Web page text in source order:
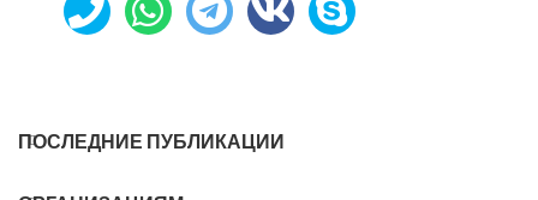
ПОСЛЕДНИЕ ПУБЛИКАЦИИ